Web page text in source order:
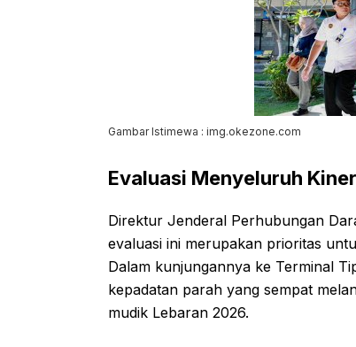
Gambar Istimewa : img.okezone.com
Evaluasi Menyeluruh
Direktur Jenderal Perhubungan
evaluasi ini merupakan prioritas
Dalam kunjungannya ke Terminal
kepadatan parah yang sempat
mudik Lebaran 2026.